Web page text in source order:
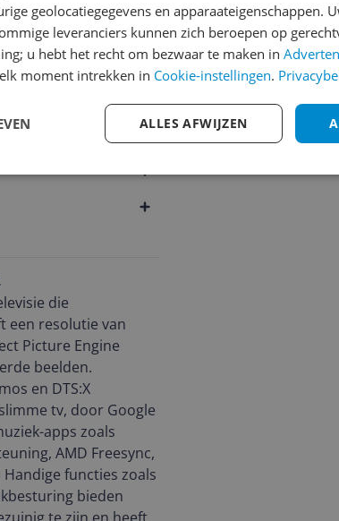
die
een resolutie van
Picture Engine
beelden.
en DTS:X
tv, door Google
apps zoals
AMD Freesync,
functies zoals
bieden
geolocatiegegevens en apparaateigenschappen.
leveranciers kunnen zich beroepen op
u hebt het recht om bezwaar te maken in
moment intrekken in Cookie-instellingen.
ALLES AFWIJZEN